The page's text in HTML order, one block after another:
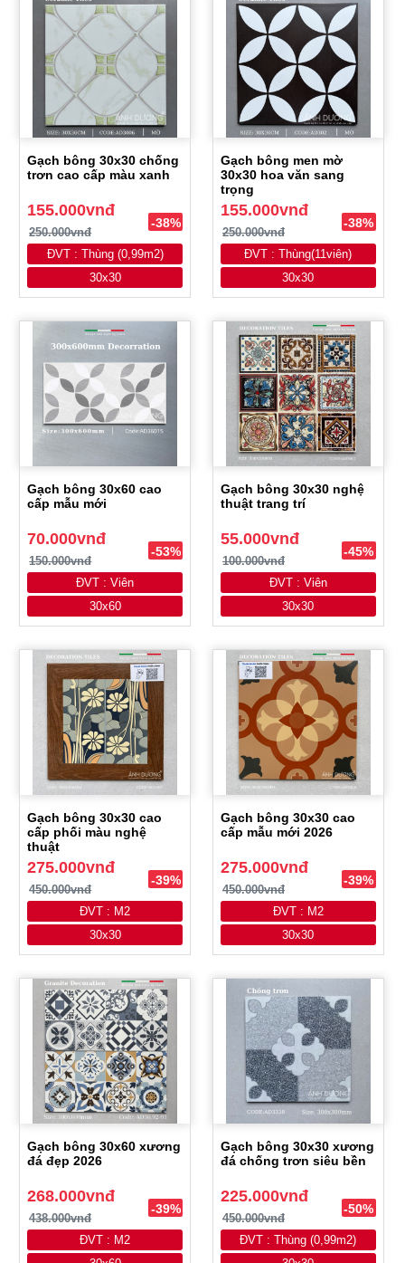
Gạch bông 30x30 chống
trơn cao cấp màu xanh
155.000vnđ
250.000vnđ
-38%
ĐVT : Thùng (0,99m2)
30x30
Gạch bông men mờ
30x30 hoa văn sang
trọng
155.000vnđ
250.000vnđ
-38%
ĐVT : Thùng(11viên)
30x30
Gạch bông 30x60 cao
cấp mẫu mới
70.000vnđ
150.000vnđ
-53%
ĐVT : Viên
30x60
Gạch bông 30x30 nghệ
thuật trang trí
55.000vnđ
100.000vnđ
-45%
ĐVT : Viên
30x30
Gạch bông 30x30 cao
cấp phối màu nghệ
thuật
275.000vnđ
450.000vnđ
-39%
ĐVT : M2
30x30
Gạch bông 30x30 cao
cấp mẫu mới 2026
275.000vnđ
450.000vnđ
-39%
ĐVT : M2
30x30
Gạch bông 30x60 xương
đá đẹp 2026
268.000vnđ
438.000vnđ
-39%
ĐVT : M2
Gạch bông 30x30 xương
đá chống trơn siêu bền
225.000vnđ
450.000vnđ
-50%
ĐVT : Thùng (0,99m2)